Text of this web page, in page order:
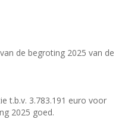
de begroting 2025 van de
t.b.v. 3.783.191 euro voor
2025 goed.